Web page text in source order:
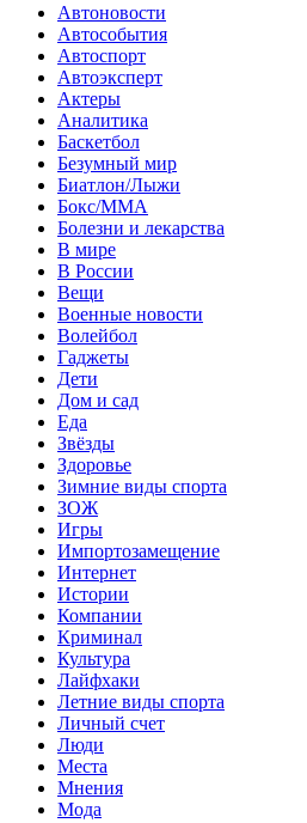
Автоновости
Автособытия
Автоспорт
Автоэксперт
Актеры
Аналитика
Баскетбол
Безумный мир
Биатлон/Лыжи
Бокс/MMA
Болезни и лекарства
В мире
В России
Вещи
Военные новости
Волейбол
Гаджеты
Дети
Дом и сад
Еда
Звёзды
Здоровье
Зимние виды спорта
ЗОЖ
Игры
Импортозамещение
Интернет
Истории
Компании
Криминал
Культура
Лайфхаки
Летние виды спорта
Личный счет
Люди
Места
Мнения
Мода